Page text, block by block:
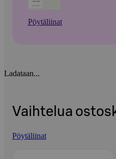
Pöytäliinat
Ladataan...
Vaihtelua
Pöytäliinat